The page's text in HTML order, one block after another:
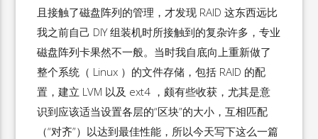
且接触了磁盘阵列的管理，才发现 RAID 这东西远比
我之前自己 DIY 组装机时所接触到的复杂许多，专业
磁盘阵列卡果然不一般。当时我自底向上重新做了
整个系统（ Linux ）的文件存储，包括 RAID 的配
置，建立 LVM 以及 ext4 ，颇有些收获，尤其是意
识到应该适当设置各层的“区块”的大小，互相匹配
（“对齐”）以达到最佳性能，所以今天写下这么一篇